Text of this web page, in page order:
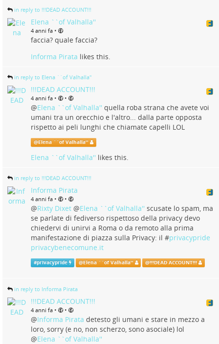
in reply to !!!DEAD ACCOUNT!!!
Elena ``of Valhalla''
4 anni fa •
faccia? quale faccia?
Informa Pirata likes this.
in reply to Elena ``of Valhalla''
!!!DEAD ACCOUNT!!!
4 anni fa • •
@Elena ``of Valhalla'' quella roba strana che avete voi
umani tra un orecchio e l'altro... dalla parte opposta
rispetto ai peli lunghi che chiamate capelli LOL
@Elena ``of Valhalla''
Elena ``of Valhalla'' likes this.
in reply to !!!DEAD ACCOUNT!!!
Informa Pirata
4 anni fa • •
@Rixty Dixet @Elena ``of Valhalla'' scusate lo spam, ma
se parlate di fediverso rispettoso della privacy devo
chiedervi di unirvi a Roma o da remoto alla prima
manifestazione di piazza sulla Privacy: il #privacypride
privacybenecomune.it
#privacypride @Elena ``of Valhalla'' @!!!DEAD ACCOUNT!!!
in reply to Informa Pirata
!!!DEAD ACCOUNT!!!
4 anni fa • •
@Informa Pirata detesto gli umani e stare in mezzo a
loro, sorry (e no, non scherzo, sono asociale) lol
@Elena ``of Valhalla''